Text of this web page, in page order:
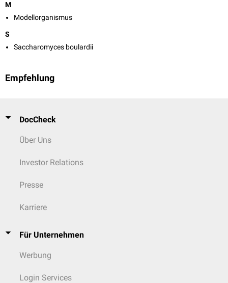
M
Modellorganismus
S
Saccharomyces boulardii
Empfehlung
DocCheck
Über Uns
Investor Relations
Presse
Karriere
Für Unternehmen
Werbung
Login Services